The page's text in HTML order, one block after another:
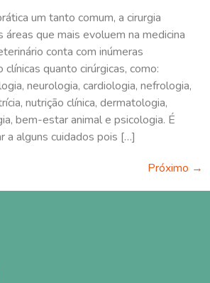
um tanto comum, a cirurgia
áreas que mais evoluem na medicina
conta com inúmeras
quanto cirúrgicas, como:
neurologia, cardiologia, nefrologia,
nutrição clínica, dermatologia,
bem-estar animal e psicologia. É
a alguns cuidados pois […]
Próximo →